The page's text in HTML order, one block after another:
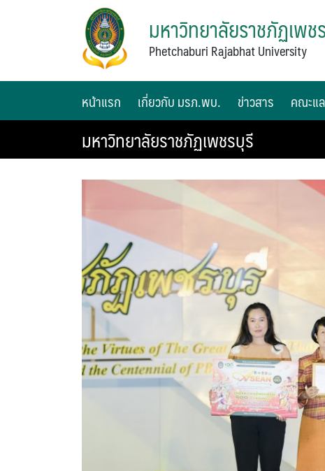
มหาวิทยาลัยราชภัฏเพช
Phetchaburi Rajabhat University
หน้าแรก เกี่ยวกับ มรภ.พบ. ข่าวสาร คณะแ
มหาวิทยาลัยราชภัฏเพชรบุรี